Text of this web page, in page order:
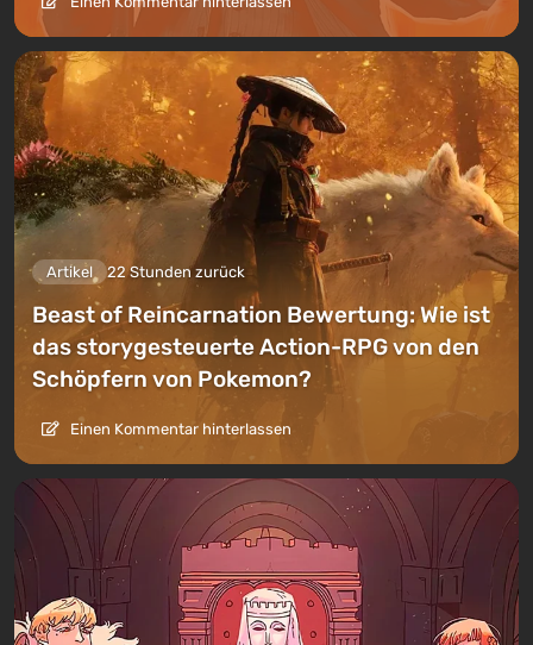
Artikel 22 Stunden zurück
Beast of Reincarnation Bewertung: Wie ist
das storygesteuerte Action-RPG von den
Schöpfern von Pokemon?
Einen Kommentar hinterlassen